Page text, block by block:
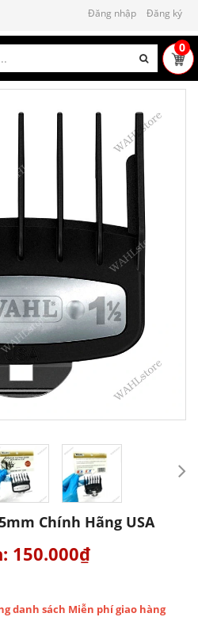
Đăng nhập Đăng ký
0
Chính Hãng USA
150.000₫
danh sách Miễn phí giao hàng